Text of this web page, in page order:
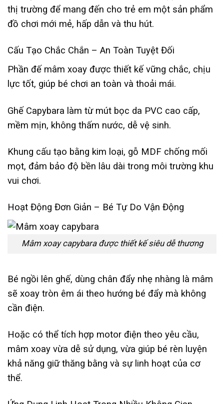
thị trường để mang đến cho trẻ em một sản phẩm
đồ chơi mới mẻ, hấp dẫn và thu hút.
Cấu Tạo Chắc Chắn – An Toàn Tuyệt Đối
Phần đế mâm xoay được thiết kế vững chắc, chịu
lực tốt, giúp bé chơi an toàn và thoải mái.
Ghế Capybara làm từ mút bọc da PVC cao cấp,
mềm mịn, không thấm nước, dễ vệ sinh.
Khung cấu tạo bằng kim loại, gỗ MDF chống mối
mọt, đảm bảo độ bền lâu dài trong môi trường khu
vui chơi.
Hoạt Động Đơn Giản – Bé Tự Do Vận Động
Mâm xoay capybara được thiết kế siêu dễ thương
Bé ngồi lên ghế, dùng chân đẩy nhẹ nhàng là mâm
sẽ xoay tròn êm ái theo hướng bé đẩy mà không
cần điện.
Hoặc có thể tích hợp motor điện theo yêu cầu,
mâm xoay vừa dễ sử dụng, vừa giúp bé rèn luyện
khả năng giữ thăng bằng và sự linh hoạt của cơ
thể.